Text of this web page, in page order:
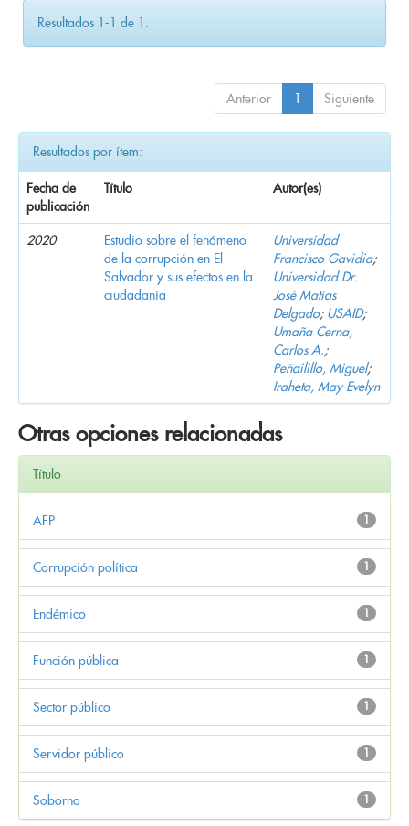
Resultados 1-1 de 1.
Anterior 1 Siguiente
Resultados por ítem:
Fecha de
publicación
Título Autor(es)
2020
Estudio sobre el fenómeno
de la corrupción en El
Salvador y sus efectos en la
ciudadanía
Universidad
Francisco Gavidia;
Universidad Dr.
José Matías
Delgado; USAID;
Umaña Cerna,
Carlos A.;
Peñailillo, Miguel;
Iraheta, May Evelyn
Otras opciones relacionadas
Título
1
AFP
1
Corrupción política
1
Endémico
1
Función pública
1
Sector público
1
Servidor público
1
Soborno